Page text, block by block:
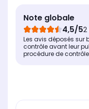
Note globale
4,5/52
Les avis déposés sur
contrôle avant leur
procédure de contrôle